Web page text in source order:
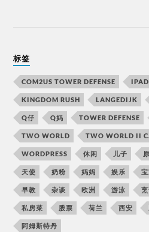
标签
COM2US TOWER DEFENSE IPAD
KINGDOM RUSH LANGEDIJK
Q仔 Q妈 TOWER DEFENSE
TWO WORLD TWO WORLD II
WORDPRESS 休闲 儿子
天使 奶粉 妈妈 娱乐
早教 杂谈 欧洲 游泳
私房菜 股票 荷兰 西安
阿姆斯特丹